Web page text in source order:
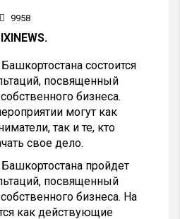
9958
состоится
посвященный
бизнеса.
могут как
так и те, кто
свое дело.
пройдет
посвященный
бизнеса. На
как действующие